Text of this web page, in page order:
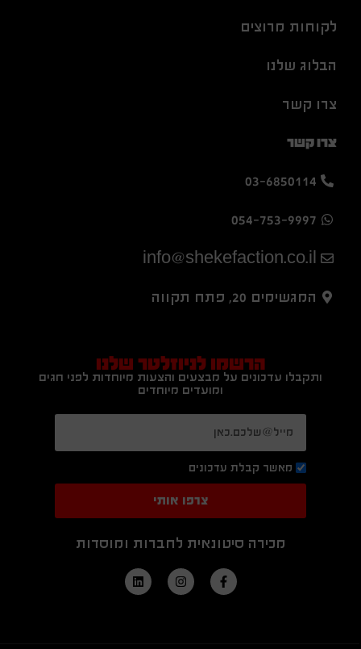
לקוחות מרוצים
הבלוג שלנו
צרו קשר
צרו קשר
03-6850114
054-753-9997
info@shekefaction.co.il
המגשימים 20, פתח תקווה
הרשמו לניוזלטר שלנו
ותקבלו עדכונים על מבצעים והצעות מיוחדות לפני חגים
ומועדים מיוחדים
מאשר קבלת עדכונים
צרפו אותי
מכירה סיטונאית לחברות ומוסדות